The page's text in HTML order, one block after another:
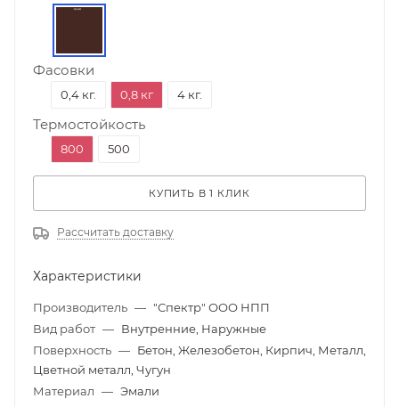
Фасовки
0,4 кг. 0,8 кг 4 кг.
Термостойкость
800 500
КУПИТЬ В 1 КЛИК
Рассчитать доставку
Характеристики
Производитель — "Спектр" ООО НПП
Вид работ — Внутренние, Наружные
Поверхность — Бетон, Железобетон, Кирпич, Металл,
Цветной металл, Чугун
Материал — Эмали